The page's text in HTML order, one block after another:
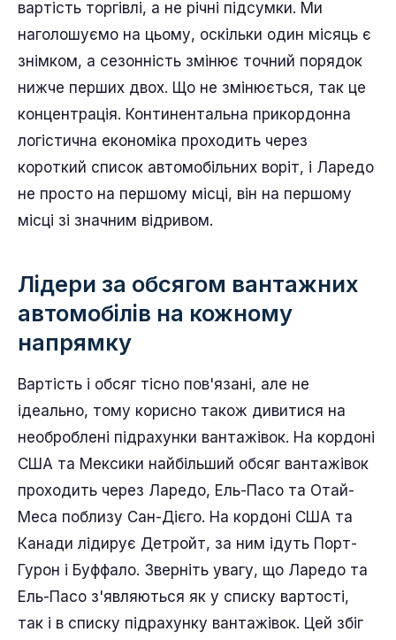
вартість торгівлі, а не річні підсумки. Ми
наголошуємо на цьому, оскільки один місяць є
знімком, а сезонність змінює точний порядок
нижче перших двох. Що не змінюється, так це
концентрація. Континентальна прикордонна
логістична економіка проходить через
короткий список автомобільних воріт, і Ларедо
не просто на першому місці, він на першому
місці зі значним відривом.
Лідери за обсягом вантажних
автомобілів на кожному
напрямку
Вартість і обсяг тісно пов'язані, але не
ідеально, тому корисно також дивитися на
необроблені підрахунки вантажівок. На кордоні
США та Мексики найбільший обсяг вантажівок
проходить через Ларедо, Ель-Пасо та Отай-
Меса поблизу Сан-Дієго. На кордоні США та
Канади лідирує Детройт, за ним ідуть Порт-
Гурон і Буффало. Зверніть увагу, що Ларедо та
Ель-Пасо з'являються як у списку вартості,
так і в списку підрахунку вантажівок. Цей збіг